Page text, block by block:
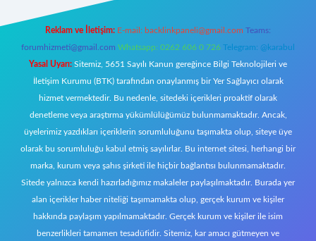
Reklam ve İletişim: E-mail: backlinkpaneli@gmail.com Teams:
forumhizmeti@gmail.com Whatsapp: 0262 606 0 726 Telegram: @karabul
Yasal Uyarı: Sitemiz, 5651 Sayılı Kanun gereğince Bilgi Teknolojileri ve
İletişim Kurumu (BTK) tarafından onaylanmış bir Yer Sağlayıcı olarak
hizmet vermektedir. Bu nedenle, sitedeki içerikleri proaktif olarak
denetleme veya araştırma yükümlülüğümüz bulunmamaktadır. Ancak,
üyelerimiz yazdıkları içeriklerin sorumluluğunu taşımakta olup, siteye üye
olarak bu sorumluluğu kabul etmiş sayılırlar. Bu internet sitesi, herhangi bir
marka, kurum veya şahıs şirketi ile hiçbir bağlantısı bulunmamaktadır.
Sitede yalnızca kendi hazırladığımız makaleler paylaşılmaktadır. Burada yer
alan içerikler haber niteliği taşımamakta olup, gerçek kurum ve kişiler
hakkında paylaşım yapılmamaktadır. Gerçek kurum ve kişiler ile isim
benzerlikleri tamamen tesadüfidir. Sitemiz, kar amacı gütmeyen ve